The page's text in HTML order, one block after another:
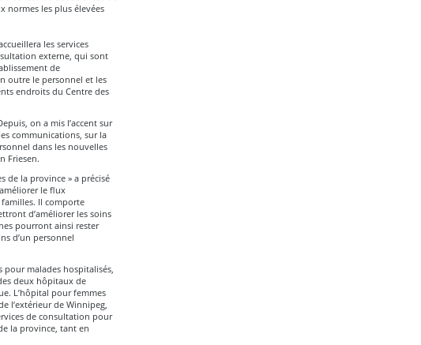
normes les plus élevées
les services
externe, qui sont
de
outre le personnel et les
endroits du Centre des
on a mis l’accent sur
communications, sur la
dans les nouvelles
Friesen.
de la province » a précisé
le flux
Il comporte
d’améliorer les soins
pourront ainsi rester
d’un personnel
malades hospitalisés,
deux hôpitaux de
L’hôpital pour femmes
l’extérieur de Winnipeg,
de consultation pour
la province, tant en